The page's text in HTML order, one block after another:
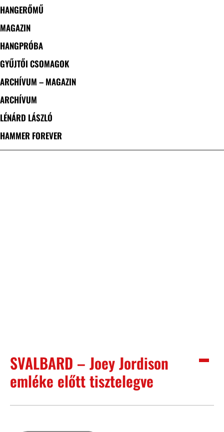
HANGERŐMŰ
MAGAZIN
HANGPRÓBA
GYŰJTŐI CSOMAGOK
ARCHÍVUM – MAGAZIN
ARCHÍVUM
LÉNÁRD LÁSZLÓ
HAMMER FOREVER
SVALBARD – Joey Jordison
emléke előtt tisztelegve